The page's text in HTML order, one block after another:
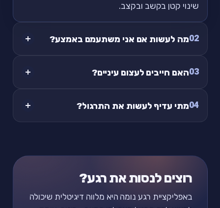
שינוי קטן בקשב ובקצב.
02מה לעשות אם אני משתעמם באמצע?
03האם חייבים לעצום עיניים?
04מתי עדיף לעשות את התרגול?
רוצים לנסות את רגע?
באפליקציית רגע נומה היא מלווה דיגיטלית שיכולה